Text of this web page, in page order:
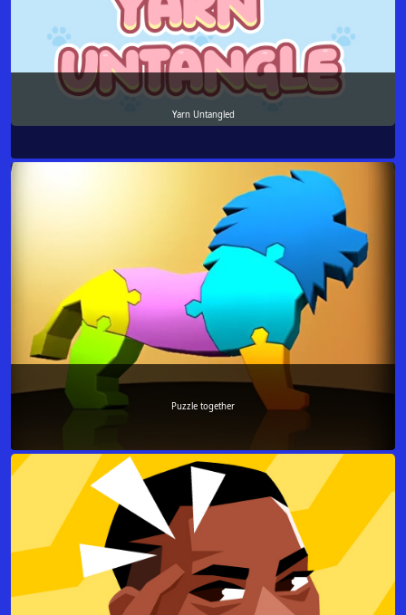
Yarn Untangled
Puzzle together